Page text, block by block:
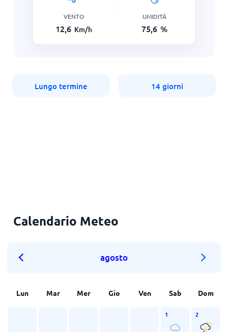
VENTO
12,6 Km/h
UMIDITÀ
75,6 %
Lungo termine 14 giorni
Calendario Meteo
agosto
Lun Mar Mer Gio Ven Sab Dom
1 2